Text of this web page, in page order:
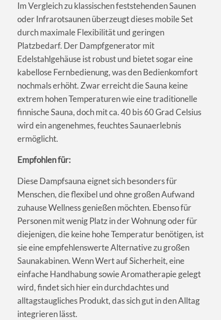
Im Vergleich zu klassischen feststehenden Saunen
oder Infrarotsaunen überzeugt dieses mobile Set
durch maximale Flexibilität und geringen
Platzbedarf. Der Dampfgenerator mit
Edelstahlgehäuse ist robust und bietet sogar eine
kabellose Fernbedienung, was den Bedienkomfort
nochmals erhöht. Zwar erreicht die Sauna keine
extrem hohen Temperaturen wie eine traditionelle
finnische Sauna, doch mit ca. 40 bis 60 Grad Celsius
wird ein angenehmes, feuchtes Saunaerlebnis
ermöglicht.
Empfohlen für:
Diese Dampfsauna eignet sich besonders für
Menschen, die flexibel und ohne großen Aufwand
zuhause Wellness genießen möchten. Ebenso für
Personen mit wenig Platz in der Wohnung oder für
diejenigen, die keine hohe Temperatur benötigen, ist
sie eine empfehlenswerte Alternative zu großen
Saunakabinen. Wenn Wert auf Sicherheit, eine
einfache Handhabung sowie Aromatherapie gelegt
wird, findet sich hier ein durchdachtes und
alltagstaugliches Produkt, das sich gut in den Alltag
integrieren lässt.